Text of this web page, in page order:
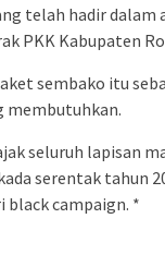
telah hadir dalam
PKK Kabupaten
sembako itu
membutuhkan.
seluruh lapisan
serentak tahun
black campaign. *